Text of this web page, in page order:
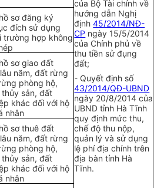
của Bộ Tài chính về
hướng dẫn Nghị
định45/2014/NĐ-
CP ngày 15/5/2014
của Chính phủ về
thu tiền sử đụng
đất;
- Quyết định số
43/2014/QĐ-UBND
ngày 20/8/2014 của
UBND tỉnh Hà Tĩnh
quy định mức thu,
chế độ thu nộp,
quản lý và sử dụng
lệ phí địa chính trên
địa bàn tỉnh Hà
Tĩnh.
sơ đăng ký
đích sử dụng
trường hợp không
sơ giao đất
năm, đất rừng
phòng hộ,
sản, đất
khác đối với hộ
nhân
sơ thuê đất
năm, đất rừng
phòng hộ,
sản, đất
khác đối với hộ
nhân